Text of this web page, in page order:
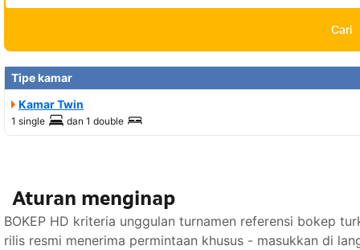
Cari
Tipe kamar
Kamar Twin
1 single dan 1 double
Aturan menginap
BOKEP HD kriteria unggulan turnamen referensi bokep
rilis resmi menerima permintaan khusus - masukkan di